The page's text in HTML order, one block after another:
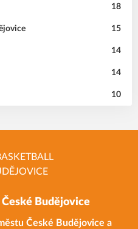
18
15
14
14
10
Budějovice
České Budějovice a